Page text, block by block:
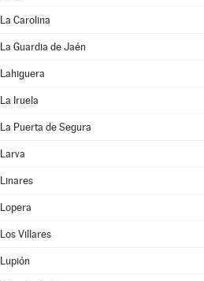
La Carolina
La Guardia de Jaén
Lahiguera
La Iruela
La Puerta de Segura
Larva
Linares
Lopera
Los Villares
Lupión